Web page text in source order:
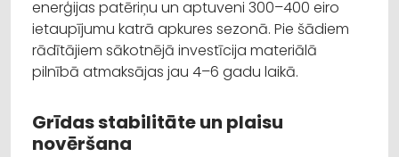
enerģijas patēriņu un aptuveni 300–400 eiro
ietaupījumu katrā apkures sezonā. Pie šādiem
rādītājiem sākotnējā investīcija materiālā
pilnībā atmaksājas jau 4–6 gadu laikā.
Grīdas stabilitāte un plaisu
novēršana